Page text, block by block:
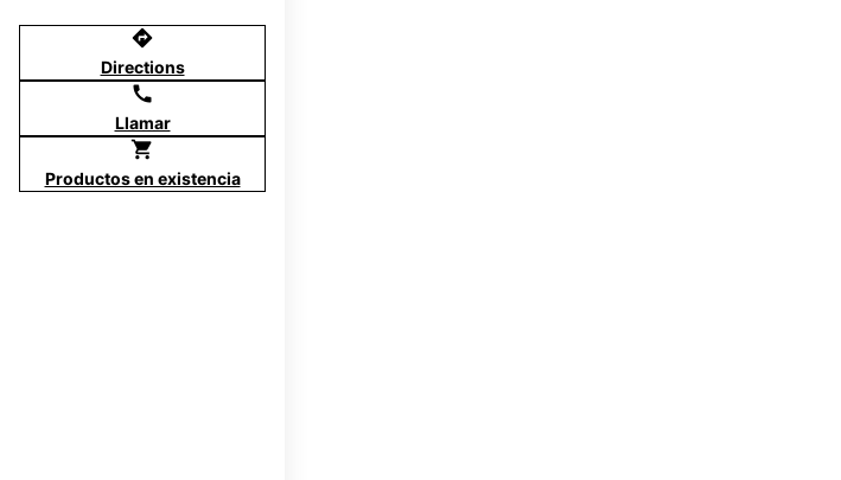
directions
Directions
call
Llamar
shopping_cart
Productos en existencia